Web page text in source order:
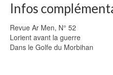
Infos
Revue Ar Men, N° 52
Lorient avant la guerre
Dans le Golfe du Morbihan